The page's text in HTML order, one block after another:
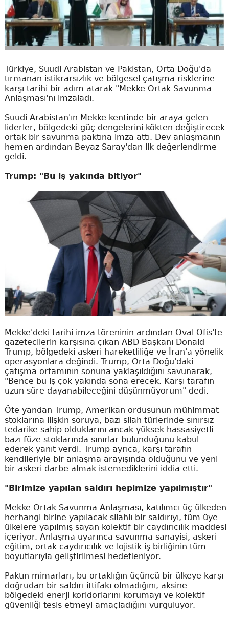
Türkiye, Suudi Arabistan ve Pakistan, Orta Doğu'da
tırmanan istikrarsızlık ve bölgesel çatışma risklerine
karşı tarihi bir adım atarak "Mekke Ortak Savunma
Anlaşması'nı imzaladı.
Suudi Arabistan'ın Mekke kentinde bir araya gelen
liderler, bölgedeki güç dengelerini kökten değiştirecek
ortak bir savunma paktına imza attı. Dev anlaşmanın
hemen ardından Beyaz Saray'dan ilk değerlendirme
geldi.
Trump: "Bu iş yakında bitiyor"
Mekke'deki tarihi imza töreninin ardından Oval Ofis'te
gazetecilerin karşısına çıkan ABD Başkanı Donald
Trump, bölgedeki askeri hareketliliğe ve İran'a yönelik
operasyonlara değindi. Trump, Orta Doğu'daki
çatışma ortamının sonuna yaklaşıldığını savunarak,
"Bence bu iş çok yakında sona erecek. Karşı tarafın
uzun süre dayanabileceğini düşünmüyorum" dedi.
Öte yandan Trump, Amerikan ordusunun mühimmat
stoklarına ilişkin soruya, bazı silah türlerinde sınırsız
tedarike sahip olduklarını ancak yüksek hassasiyetli
bazı füze stoklarında sınırlar bulunduğunu kabul
ederek yanıt verdi. Trump ayrıca, karşı tarafın
kendileriyle bir anlaşma arayışında olduğunu ve yeni
bir askeri darbe almak istemediklerini iddia etti.
"Birimize yapılan saldırı hepimize yapılmıştır"
Mekke Ortak Savunma Anlaşması, katılımcı üç ülkeden
herhangi birine yapılacak silahlı bir saldırıyı, tüm üye
ülkelere yapılmış sayan kolektif bir caydırıcılık maddesi
içeriyor. Anlaşma uyarınca savunma sanayisi, askeri
eğitim, ortak caydırıcılık ve lojistik iş birliğinin tüm
boyutlarıyla geliştirilmesi hedefleniyor.
Paktın mimarları, bu ortaklığın üçüncü bir ülkeye karşı
doğrudan bir saldırı ittifakı olmadığını, aksine
bölgedeki enerji koridorlarını korumayı ve kolektif
güvenliği tesis etmeyi amaçladığını vurguluyor.